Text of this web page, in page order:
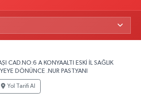
CAD.NO:6 A KONYAALTI ESKİ İL SAĞLIK
DÖNÜNCE .NUR PAST.YANI
Yol Tarifi Al